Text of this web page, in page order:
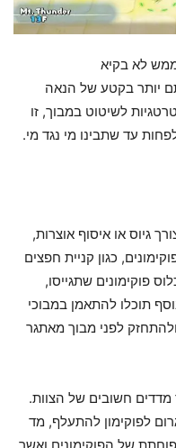
לא בקיא
יותר בקטע של הנאה
לשיטוט במבוך, זו
עד שתבינו מי נגד מי.
גיוס או איסוף אוצרות,
כגון קניית חפצים
פוקימונים שתגייסו,
תוכלו להתאמן במבוכי
לפני מבוך מאתגר
חשובים של הצוות.
לפוקימון להתעלף, מד